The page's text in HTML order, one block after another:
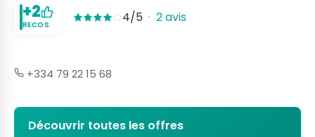
+2
RECOS 4/5 · 2 avis
+334 79 22 15 68
Découvrir toutes les offres